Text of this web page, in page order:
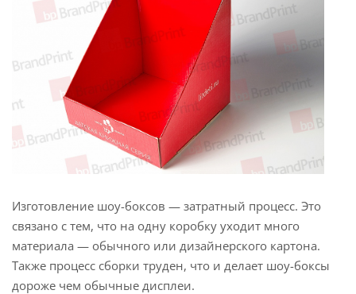
Изготовление шоу-боксов — затратный процесс. Это
связано с тем, что на одну коробку уходит много
материала — обычного или дизайнерского картона.
Также процесс сборки труден, что и делает шоу-боксы
дороже чем обычные дисплеи.